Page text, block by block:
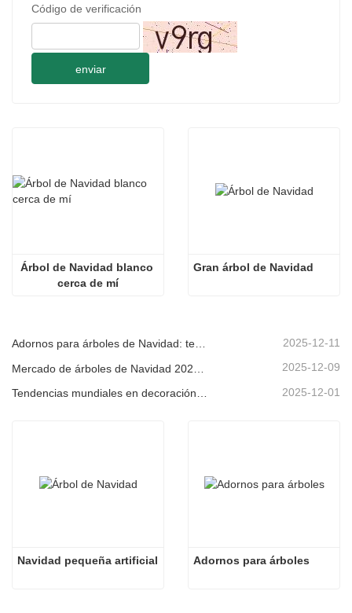
Código de verificación
enviar
Árbol de Navidad blanco
cerca de mí
Gran árbol de Navidad
Adornos para árboles de Navidad: tendencias del mercado, información sobre la cadena de suministro y guía de adquisiciones 2025 2025-12-11
2025-12-09
2025-12-01
Navidad pequeña artificial Adornos para árboles